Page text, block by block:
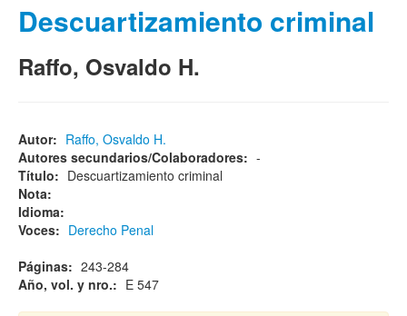
Descuartizamiento criminal
Raffo, Osvaldo H.
Autor: Raffo, Osvaldo H.
Autores secundarios/Colaboradores: -
Título: Descuartizamiento criminal
Nota:
Idioma:
Voces: Derecho Penal
Páginas: 243-284
Año, vol. y nro.: E 547